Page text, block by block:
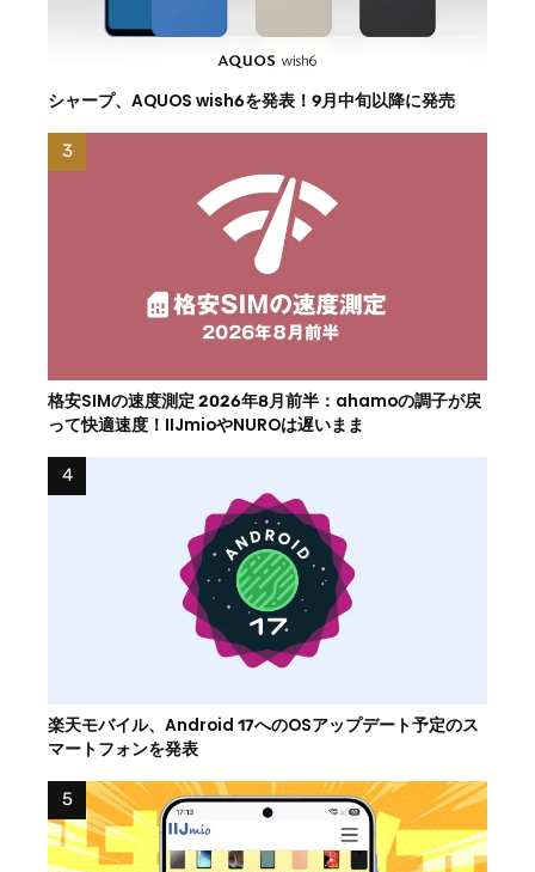
シャープ、AQUOS wish6を発表！9月中旬以降に発売
格安SIMの速度測定 2026年8月前半：ahamoの調子が戻
って快適速度！IIJmioやNUROは遅いまま
楽天モバイル、Android 17へのOSアップデート予定のス
マートフォンを発表